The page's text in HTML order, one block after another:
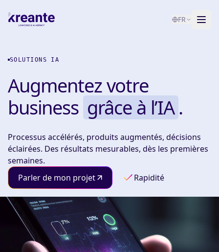
FR
À propos
Contact
SOLUTIONS IA
Augmentez votre
business grâce à l’IA.
Processus accélérés, produits augmentés, décisions
éclairées. Des résultats mesurables, dès les premières
semaines.
Parler de mon projet
Rapidité